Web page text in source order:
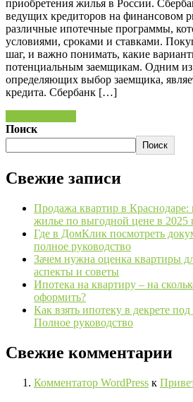
приобретения жилья в России.
ведущих кредиторов на финансовом
различные ипотечные программы,
условиями, сроками и ставками.
шаг, и важно понимать, какие
потенциальным заемщикам. Одним
определяющих выбор заемщика,
кредита. Сбербанк […]
Поиск
Поиск
Свежие записи
Продажа квартир в Краснодаре:
жилье по выгодной цене в 2025
Где в ДомКлик посмотреть
полное руководство
Зачем нужна оценка квартиры
аспекты и советы
Ипотека на квартиру – на
оформить?
Как взять ипотеку в декрете
Полное руководство
Свежие комментарии
Комментатор WordPress к